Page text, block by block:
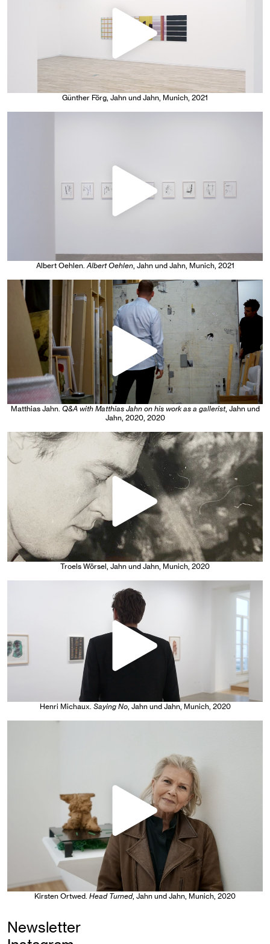
Günther Förg , Jahn und Jahn, Munich , 2021
Albert Oehlen. Albert Oehlen, Jahn und Jahn, Munich, 2021
Matthias Jahn. Q&A with Matthias Jahn on his work as a gallerist, Jahn und
Jahn, 2020, 2020
Troels Wörsel , Jahn und Jahn, Munich , 2020
Henri Michaux. Saying No, Jahn und Jahn, Munich, 2020
Kirsten Ortwed. Head Turned, Jahn und Jahn, Munich, 2020
Newsletter